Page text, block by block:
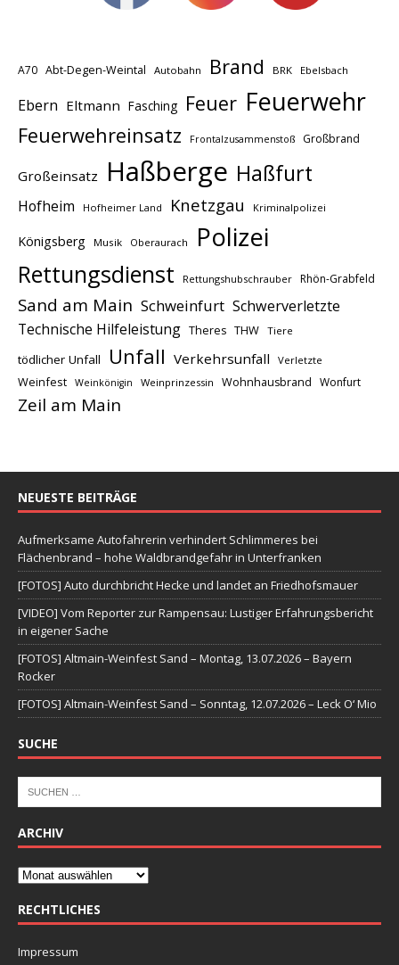
A70 Abt-Degen-Weintal Autobahn Brand BRK Ebelsbach
Ebern Eltmann Fasching Feuer Feuerwehr
Feuerwehreinsatz Frontalzusammenstoß Großbrand
Großeinsatz Haßberge Haßfurt
Hofheim Hofheimer Land Knetzgau Kriminalpolizei
Königsberg Musik Oberaurach Polizei
Rettungsdienst Rettungshubschrauber Rhön-Grabfeld
Sand am Main Schweinfurt Schwerverletzte
Technische Hilfeleistung Theres THW Tiere
tödlicher Unfall Unfall Verkehrsunfall Verletzte
Weinfest Weinkönigin Weinprinzessin Wohnhausbrand Wonfurt
Zeil am Main
NEUESTE BEITRÄGE
Aufmerksame Autofahrerin verhindert Schlimmeres bei
Flächenbrand – hohe Waldbrandgefahr in Unterfranken
[FOTOS] Auto durchbricht Hecke und landet an Friedhofsmauer
[VIDEO] Vom Reporter zur Rampensau: Lustiger Erfahrungsbericht
in eigener Sache
[FOTOS] Altmain-Weinfest Sand – Montag, 13.07.2026 – Bayern
Rocker
[FOTOS] Altmain-Weinfest Sand – Sonntag, 12.07.2026 – Leck O‘ Mio
SUCHE
ARCHIV
RECHTLICHES
Impressum